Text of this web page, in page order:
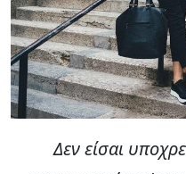
Δεν είσαι